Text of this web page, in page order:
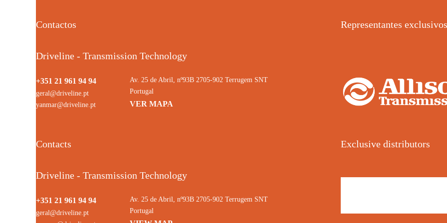
Contactos
Driveline - Transmission Technology
+351 21 961 94 94
geral@driveline.pt
yanmar@driveline.pt
Av. 25 de Abril, nº93B 2705-902 Terrugem SNT
Portugal
VER MAPA
Representantes exclusivos
Contacts
Driveline - Transmission Technology
+351 21 961 94 94
geral@driveline.pt
Av. 25 de Abril, nº93B 2705-902 Terrugem SNT
Portugal
Exclusive distributors